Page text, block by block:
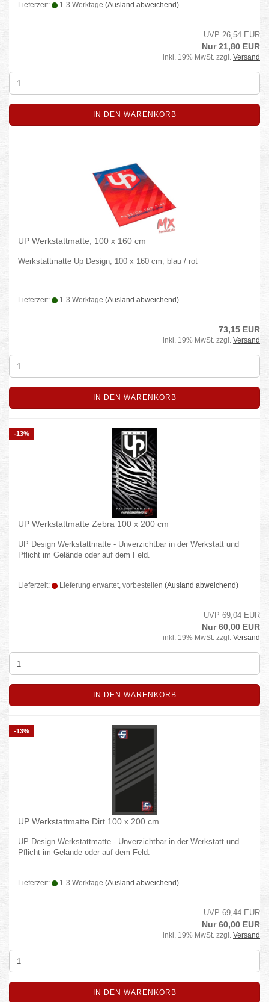
Lieferzeit: 1-3 Werktage (Ausland abweichend)
UVP 26,54 EUR
Nur 21,80 EUR
inkl. 19% MwSt. zzgl. Versand
IN DEN WARENKORB
UP Werkstattmatte, 100 x 160 cm
Werkstattmatte Up Design, 100 x 160 cm, blau / rot
Lieferzeit: 1-3 Werktage (Ausland abweichend)
73,15 EUR
inkl. 19% MwSt. zzgl. Versand
IN DEN WARENKORB
-13%
UP Werkstattmatte Zebra 100 x 200 cm
UP Design Werkstattmatte - Unverzichtbar in der Werkstatt und
Pflicht im Gelände oder auf dem Feld.
Lieferzeit: Lieferung erwartet, vorbestellen (Ausland abweichend)
UVP 69,04 EUR
Nur 60,00 EUR
inkl. 19% MwSt. zzgl. Versand
IN DEN WARENKORB
-13%
UP Werkstattmatte Dirt 100 x 200 cm
UP Design Werkstattmatte - Unverzichtbar in der Werkstatt und
Pflicht im Gelände oder auf dem Feld.
Lieferzeit: 1-3 Werktage (Ausland abweichend)
UVP 69,44 EUR
Nur 60,00 EUR
inkl. 19% MwSt. zzgl. Versand
IN DEN WARENKORB